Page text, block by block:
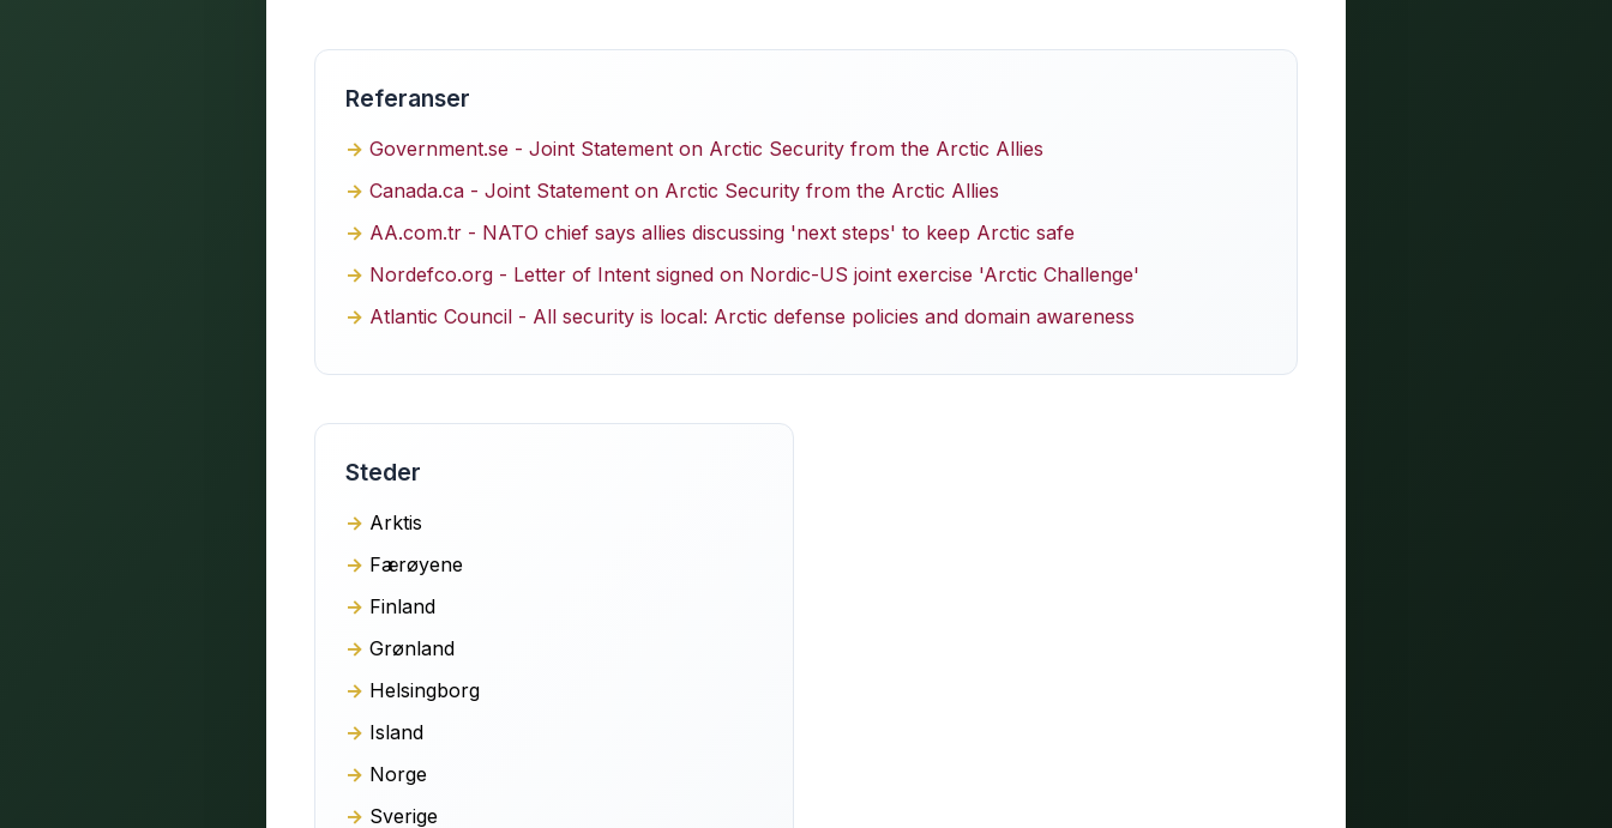
Referanser
Government.se - Joint Statement on Arctic Security from the Arctic Allies
Canada.ca - Joint Statement on Arctic Security from the Arctic Allies
AA.com.tr - NATO chief says allies discussing 'next steps' to keep Arctic safe
Nordefco.org - Letter of Intent signed on Nordic-US joint exercise 'Arctic Challenge'
Atlantic Council - All security is local: Arctic defense policies and domain awareness
Steder
Arktis
Færøyene
Finland
Grønland
Helsingborg
Island
Norge
Sverige